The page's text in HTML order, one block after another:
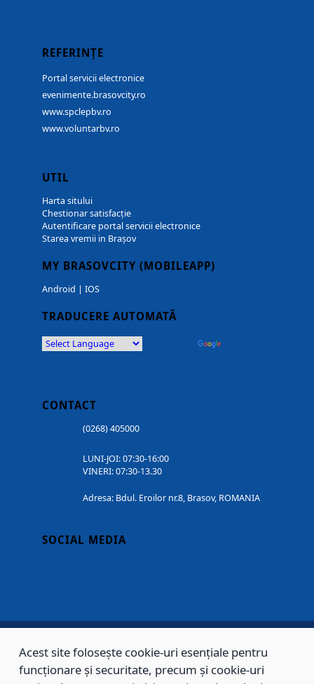
REFERINȚE
Portal servicii electronice
evenimente.brasovcity.ro
www.spclepbv.ro
www.voluntarbv.ro
UTIL
Harta sitului
Chestionar satisfacție
Autentificare portal servicii electronice
Starea vremii in Brașov
MY BRASOVCITY (MOBILEAPP)
Android | IOS
TRADUCERE AUTOMATĂ
CONTACT
(0268) 405000
LUNI-JOI: 07:30-16:00
VINERI: 07:30-13.30
Adresa: Bdul. Eroilor nr.8, Brasov, ROMANIA
SOCIAL MEDIA
Copyright © 2002 - 2026 - PRIMĂRIA MUNICIPIULUI BRAȘOV, toate drepturile
Acest site folosește cookie-uri esențiale pentru
funcționare și securitate, precum și cookie-uri